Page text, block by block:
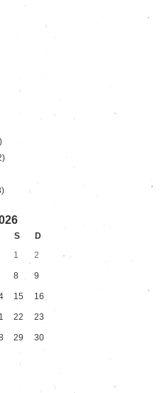
S
D
1
2
8 9
15 16
22 23
29 30